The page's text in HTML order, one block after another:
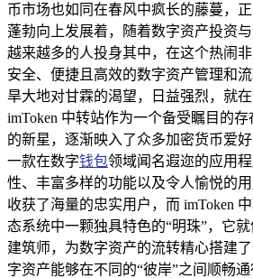
币市场也如同在春风中疯长的藤蔓，
蓬勃向上发展着，随着数字资产投资
越来越多的人投身其中，在这个热闹
安全、便捷且高效的数字资产管理和
旱大地对甘霖的渴望，日益强烈，就在
imToken 中转站作为一个备受瞩目的
的新星，逐渐映入了众多加密货币爱
一款在数字钱包领域闻名遐迩的应用
性、丰富多样的功能以及令人愉悦的
收获了海量的忠实用户，而 imToken
态系统中一颗独具特色的“明珠”，它
建筑师，为数字资产的流转精心搭建
字资产能够在不同的“彼岸”之间顺畅